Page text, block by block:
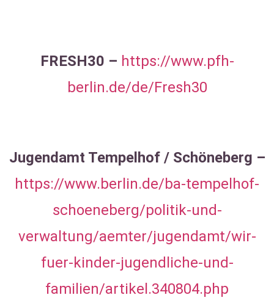
FRESH30 – https://www.pfh-
berlin.de/de/Fresh30
Jugendamt Tempelhof / Schöneberg –
https://www.berlin.de/ba-tempelhof-
schoeneberg/politik-und-
verwaltung/aemter/jugendamt/wir-
fuer-kinder-jugendliche-und-
familien/artikel.340804.php